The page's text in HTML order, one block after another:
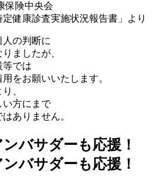
保険中央会
定健康診査実施状況報告書」より
の判断に
ましたが、
等では
をお願いいたします。
、
い方にまで
ありません。